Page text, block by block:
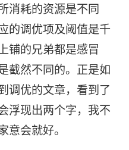
消耗的资源是不同
的调优项及阈值是千
铺的兄弟都是感冒
截然不同的。正是如
调优的文章，看到了
浮现出两个字，我不
意会就好。